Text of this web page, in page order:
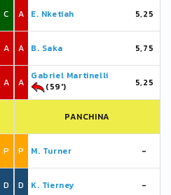
C
A
A
P
D
A E. Nketiah 5,25
A B. Saka 5,75
A
Gabriel Martinelli
(59')
5,25
PANCHINA
P M. Turner -
D K. Tierney -